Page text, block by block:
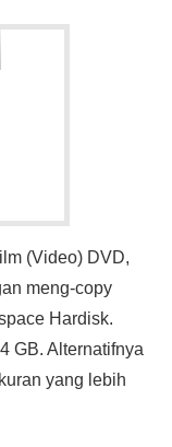
(Video) DVD,
meng-copy
Hardisk.
GB. Alternatifnya
yang lebih